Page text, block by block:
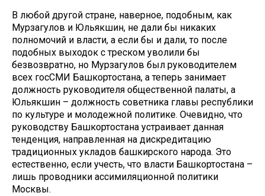
В любой другой стране, наверное, подобным, как
Мурзагулов и Юльякшин, не дали бы никаких
полномочий и власти, а если бы и дали, то после
подобных выходок с треском уволили бы
безвозвратно, но Мурзагулов был руководителем
всех госСМИ Башкортостана, а теперь занимает
должность руководителя общественной палаты, а
Юльякшин – должность советника главы республики
по культуре и молодежной политике. Очевидно, что
руководству Башкортостана устраивает данная
тенденция, направленная на дискредитацию
традиционных укладов башкирского народа. Это
естественно, если учесть, что власти Башкортостана –
лишь проводники ассимиляционной политики
Москвы.